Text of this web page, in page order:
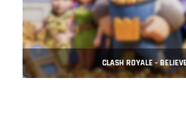
CLASH ROYALE -